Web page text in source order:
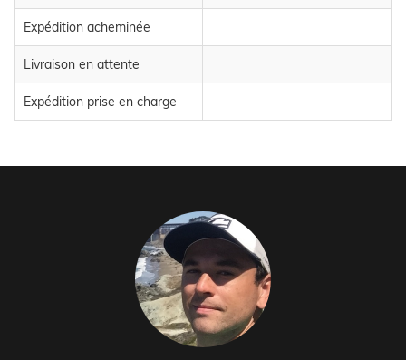
Expédition acheminée
Livraison en attente
Expédition prise en charge